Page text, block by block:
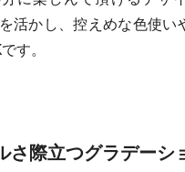
活かし、控えめな色使い
す。
さ際立つグラデーシ